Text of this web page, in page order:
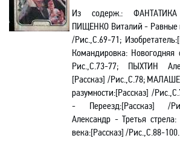
Из содерж.:
ПИЩЕНКО Виталий - Равные
/Рис.,С.69-71;
Командировка: Новогодняя
Рис.,С.73-77; ПЫХТИН
[Рассказ] /Рис.,С.78;
разумности:[Рассказ] /
- Переезд:[Рассказ] /
Александр - Третья
века:[Рассказ] /Рис.,С.88-100.